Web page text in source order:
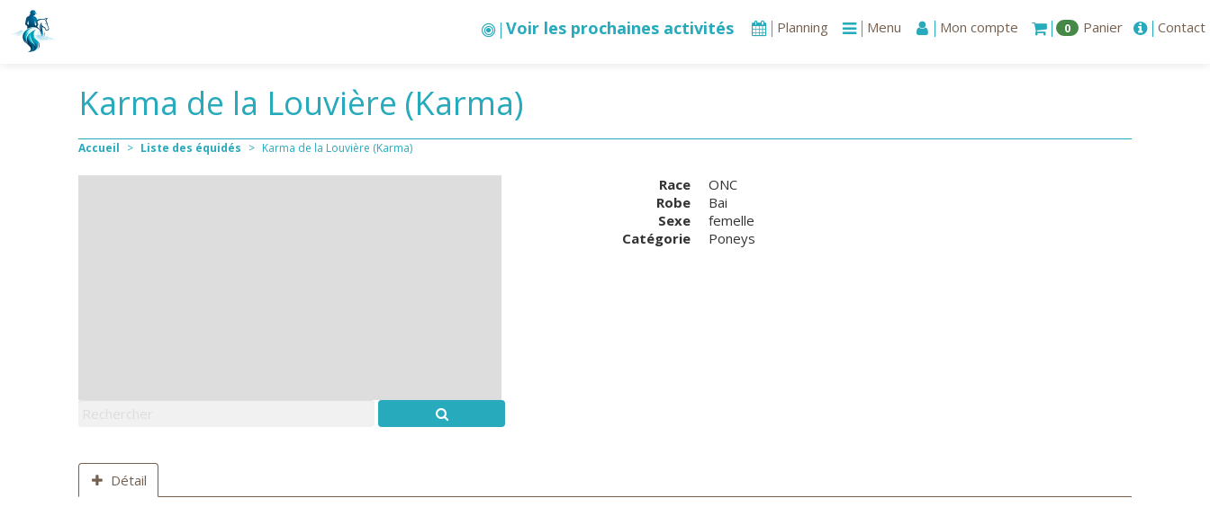
Voir les prochaines activités Planning Menu Mon compte 0 Panier Contact
Karma de la Louvière (Karma)
Accueil > Liste des équidés > Karma de la Louvière (Karma)
Race
ONC
Robe
Bai
Sexe
femelle
Catégorie
Poneys
Détail